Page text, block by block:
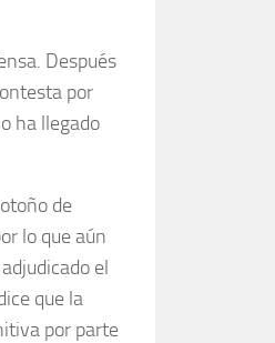
Después
por
ha llegado
de
lo que aún
el
que la
por parte